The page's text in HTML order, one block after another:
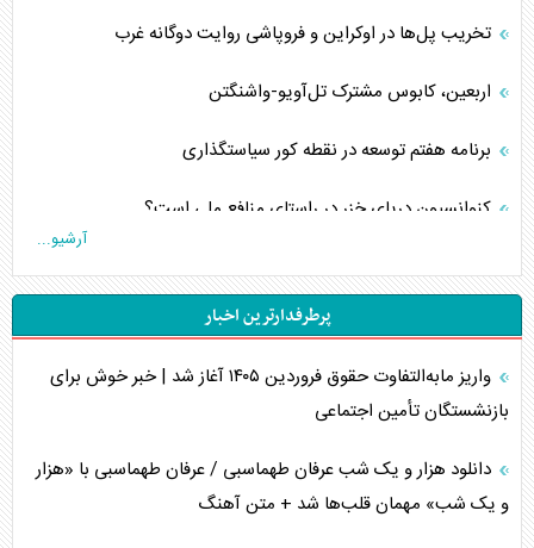
تخریب پل‌ها در اوکراین و فروپاشی روایت دوگانه غرب
اربعین، کابوس مشترک تل‌آویو-واشنگتن
برنامه هفتم توسعه در نقطه کور سیاستگذاری
کنوانسیون دریای خزر در راستای منافع ملی است؟
اهمیت راهبردی اردن برای آمریکا
پیام، ظرفیت بالفعل‌نشده تجارت ایران
ترامپ و توهم خلع سلاح حماس
آرشیو...
پرطرفدارترین اخبار
واریز مابه‌التفاوت حقوق فروردین ۱۴۰۵ آغاز شد | خبر خوش برای
بازنشستگان تأمین اجتماعی
دانلود هزار و یک شب عرفان طهماسبی / عرفان طهماسبی با «هزار
و یک شب» مهمان قلب‌ها شد + متن آهنگ